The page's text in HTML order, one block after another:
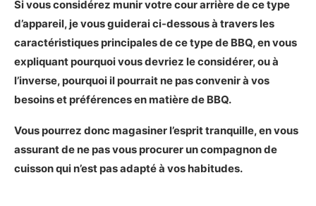
Si vous considérez munir votre cour arrière de ce type
d’appareil, je vous guiderai ci-dessous à travers les
caractéristiques principales de ce type de BBQ, en vous
expliquant pourquoi vous devriez le considérer, ou à
l’inverse, pourquoi il pourrait ne pas convenir à vos
besoins et préférences en matière de BBQ.
Vous pourrez donc magasiner l’esprit tranquille, en vous
assurant de ne pas vous procurer un compagnon de
cuisson qui n’est pas adapté à vos habitudes.